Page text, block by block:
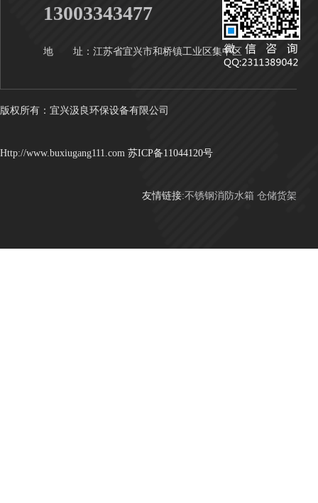
13003343477
地 址：江苏省宜兴市和桥镇工业区集中区
版权所有：宜兴汲良环保设备有限公司
Http://www.buxiugang111.com 苏ICP备11044120号
友情链接:不锈钢消防水箱 仓储货架